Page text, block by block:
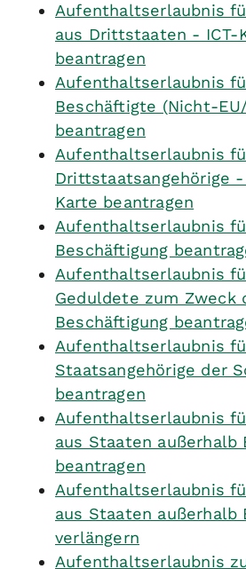
Aufenthaltserlaubnis
aus Drittstaaten - ICT-
beantragen
Aufenthaltserlaubnis
Beschäftigte (Nicht-
beantragen
Aufenthaltserlaubnis
Drittstaatsangehörige
Karte beantragen
Aufenthaltserlaubnis
Beschäftigung
Aufenthaltserlaubnis
Geduldete zum Zweck
Beschäftigung
Aufenthaltserlaubnis
Staatsangehörige der
beantragen
Aufenthaltserlaubnis
aus Staaten außerhalb
beantragen
Aufenthaltserlaubnis
aus Staaten außerhalb
verlängern
Aufenthaltserlaubnis